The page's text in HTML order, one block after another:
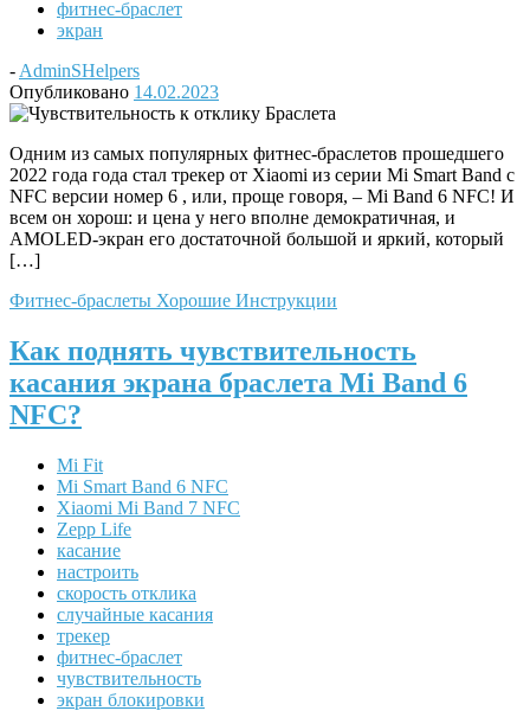
фитнес-браслет
экран
- AdminSHelpers
Опубликовано 14.02.2023
Одним из самых популярных фитнес-браслетов прошедшего
2022 года года стал трекер от Xiaomi из серии Mi Smart Band с
NFC версии номер 6 , или, проще говоря, – Mi Band 6 NFC! И
всем он хорош: и цена у него вполне демократичная, и
AMOLED-экран его достаточной большой и яркий, который
[…]
Фитнес-браслеты Хорошие Инструкции
Как поднять чувствительность
касания экрана браслета Mi Band 6
NFC?
Mi Fit
Mi Smart Band 6 NFC
Xiaomi Mi Band 7 NFC
Zepp Life
касание
настроить
скорость отклика
случайные касания
трекер
фитнес-браслет
чувствительность
экран блокировки